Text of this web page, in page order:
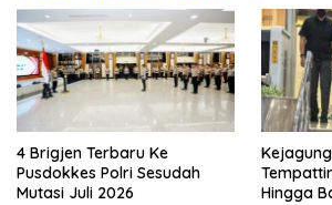
4 Brigjen Terbaru Ke
Pusdokkes Polri Sesudah
Mutasi Juli 2026
Hingga